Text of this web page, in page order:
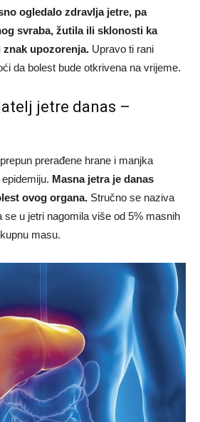
ogledalo zdravlja jetre, pa
svraba, žutila ili sklonosti ka
upozorenja. Upravo ti rani
da bolest bude otkrivena na vrijeme.
jetre danas –
prerađene hrane i manjka
Masna jetra je danas
ovog organa. Stručno se naziva
se u jetri nagomila više od 5% masnih
masu.